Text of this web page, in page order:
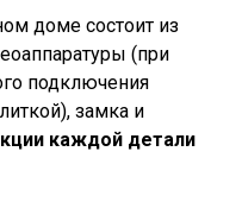
доме состоит из
(при
подключения
замка и
каждой детали